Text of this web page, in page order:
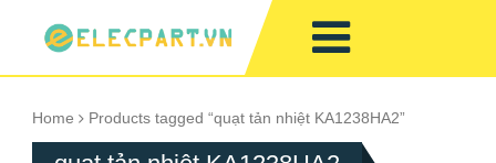
Home Products tagged “quạt tản nhiệt KA1238HA2”